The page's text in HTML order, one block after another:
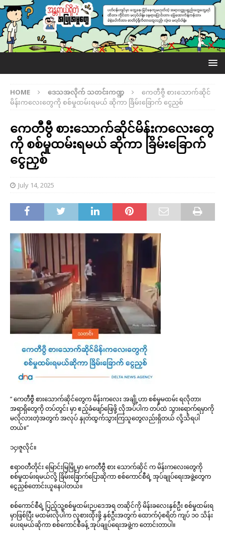
HOME ဒေသအလိုက် သတင်းကဏ္ဍ
ကေတီဗွီ စားသောက်ဆိုင်
မိန်းကလေးတွေကို စစ်မှုထမ်းရမယ် ဆိုကာ ခြိမ်းခြောက် ငွေညှစ်
ကေတီဗွီ စားသောက်ဆိုင်မိန်းကလေးတွေ
ကို စစ်မှုထမ်းရမယ် ဆိုကာ ခြိမ်းခြောက်
ငွေညှစ်
July 14, 2025
“ ကေတီဗွီ စားသောက်ဆိုင်တွေက မိန်းကလေး အချို့ဟာ စစ်မှုမထမ်း ရလိုတာ၊
အရာရှိတွေကို တပ်တွင်း မှာ ဧည့်ခံဖျော်ဖြေဖို့ လိုအပ်ပါက တပ်ထဲ သွားရောက်ရမှာကို
မလိုလားတဲ့အတွက် အလုပ် နှုတ်ထွက်သွားကြသူတွေလည်းရှိတယ် လို့သိရပါ
တယ်။”
၁၄၊ဇူလိုင်။
ဧရာဝတီတိုင်း မြောင်းမြမြို့မှာ ကေတီဗွီ စား သောက်ဆိုင် က မိန်းကလေးတွေကို
စစ်မှုထမ်းရမယ်လို့ ခြိမ်းခြောက်ပြောဆိုကာ စစ်ကောင်စီရဲ့ အုပ်ချုပ်ရေးအဖွဲ့တွေက
ငွေညှစ်တောင်းယူနေပါတယ်။
စစ်ကောင်စီရဲ့ ပြည့်သူ့စစ်မှုထမ်းဉပဒေအရ တဆိုင်ကို မိန်းခလေးနှစ်ဦး စစ်မှုထမ်းရ
မှာဖြစ်ပြီး မထမ်းလိုပါက လူစားထိုးဖို့ နှစ်ဦးအတွက် ထောက်ပံ့စရိတ် ကျပ် ၁၀ သိန်း
ပေးရမယ်ဆိုကာ စစ်ကောင်စီခန့် အုပ်ချုပ်ရေးအဖွဲ့က တောင်းတာပါ။